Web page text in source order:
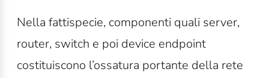
Nella fattispecie, componenti quali server,
router, switch e poi device endpoint
costituiscono l’ossatura portante della rete